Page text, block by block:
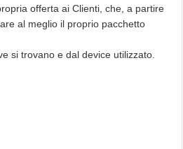
offerta ai Clienti, che, a partire
al meglio il proprio pacchetto
si trovano e dal device utilizzato.